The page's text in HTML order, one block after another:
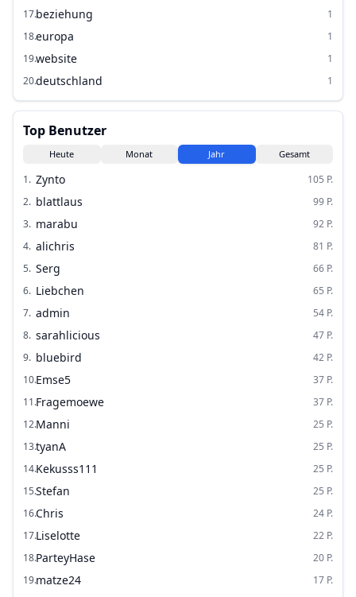
17.beziehung
1
18.europa
1
19.website
1
20.deutschland 1
Top Benutzer
Heute Monat Jahr Gesamt
1. Zynto 105 P.
2. blattlaus 99 P.
3. marabu 92 P.
4. alichris 81 P.
5. Serg 66 P.
6. Liebchen 65 P.
7. admin 54 P.
8. sarahlicious 47 P.
9. bluebird 42 P.
10.Emse5 37 P.
11.Fragemoewe 37 P.
12.Manni 25 P.
13.tyanA 25 P.
14.Kekusss111 25 P.
15.Stefan 25 P.
16.Chris 24 P.
17.Liselotte 22 P.
18.ParteyHase 20 P.
19.matze24 17 P.